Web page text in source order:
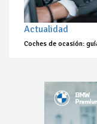
Actualidad
Coches de ocasión: